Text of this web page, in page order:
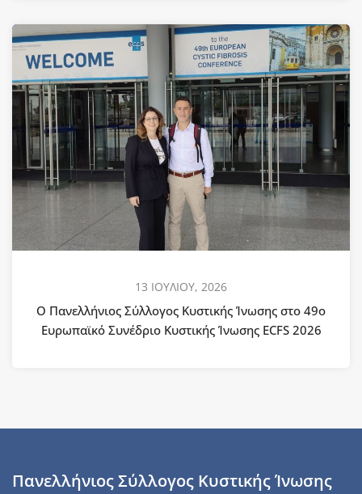
13 ΙΟΥΛΙΟΥ, 2026
Ο Πανελλήνιος Σύλλογος Κυστικής Ίνωσης στο 49ο
Ευρωπαϊκό Συνέδριο Κυστικής Ίνωσης ECFS 2026
Πανελλήνιος Σύλλογος Κυστικής Ίνωσης